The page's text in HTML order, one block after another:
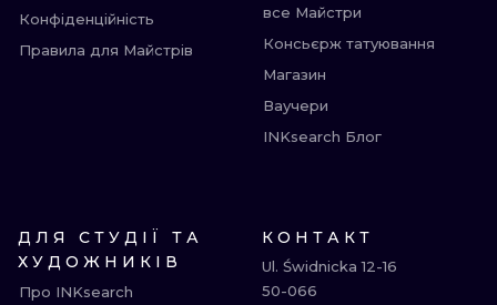
Конфіденційність
Правила для Майстрів
все Майстри
Консьєрж татуювання
Магазин
Ваучери
INKsearch Блог
ДЛЯ СТУДІЇ ТА
ХУДОЖНИКІВ
Про INKsearch
КОНТАКТ
Ul. Świdnicka 12-16
50-066